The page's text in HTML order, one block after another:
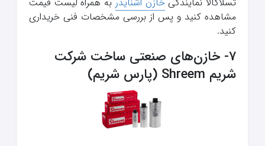
مشاهده کنید و پس از بررسی مشخصات فنی خریداری
کنید.
7- خازن‌های صنعتی ساخت شرکت
شریم Shreem (پارس شریم)